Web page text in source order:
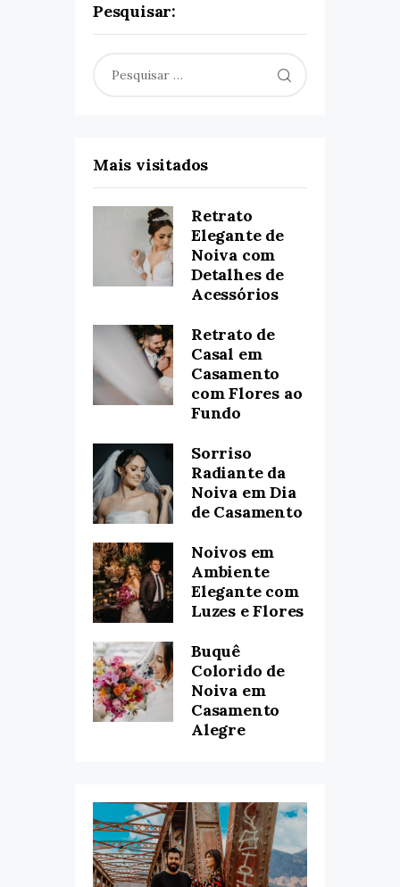
Pesquisar:
por:
Mais visitados
Retrato
Elegante de
Noiva com
Detalhes de
Acessórios
Retrato de
Casal em
Casamento
com Flores ao
Fundo
Sorriso
Radiante da
Noiva em Dia
de Casamento
Noivos em
Ambiente
Elegante com
Luzes e Flores
Buquê
Colorido de
Noiva em
Casamento
Alegre